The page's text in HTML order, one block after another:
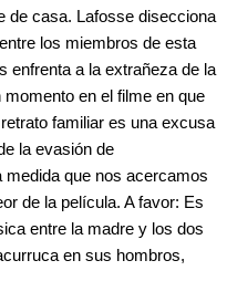
de casa. Lafosse disecciona
los miembros de esta
enfrenta a la extrañeza de la
en el filme en que
familiar es una excusa
la evasión de
que nos acercamos
de la película. A favor: Es
entre la madre y los dos
en sus hombros,